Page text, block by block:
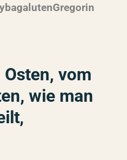
bagalutenGregorin
vom
wie man